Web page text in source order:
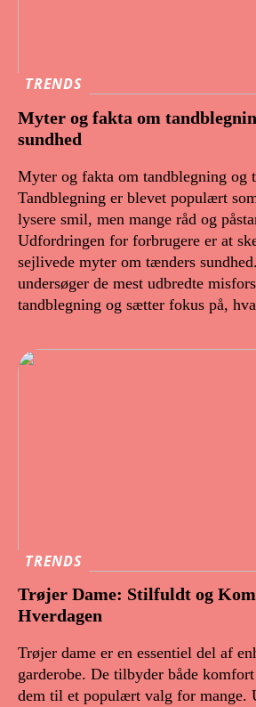
TRENDS
Myter og fakta om
sundhed
Myter og fakta om tandblegning og
Tandblegning er blevet populært
lysere smil, men mange råd og
Udfordringen for forbrugere er at
sejlivede myter om tænders
undersøger de mest udbredte
tandblegning og sætter fokus på,
TRENDS
Trøjer Dame: Stilfuldt og
Hverdagen
Trøjer dame er en essentiel del af
garderobe. De tilbyder både
dem til et populært valg for mange.